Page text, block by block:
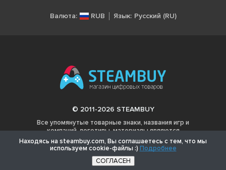
Валюта: RUB Язык: Русский (RU)
© 2011-2026 STEAMBUY
Все упомянутые товарные знаки, названия игр и
компаний, логотипы, материалы являются
собственностью соответствующих владельцев.
Находясь на steambuy.com, Вы соглашаетесь с тем, что мы
используем cookie-файлы :) Подробнее